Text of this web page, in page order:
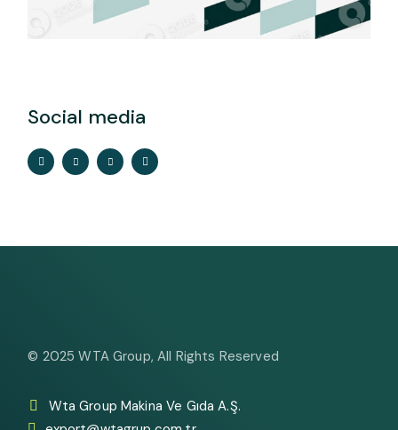
Social media
© 2025WTA Group, All Rights Reserved
Wta Group Makina Ve Gıda A.Ş.